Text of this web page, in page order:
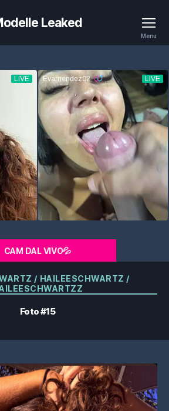
Leaked
Menu
CAM DAL VIVO💦
Categorie
/ HAILEESCHWARTZ /
Foto #15